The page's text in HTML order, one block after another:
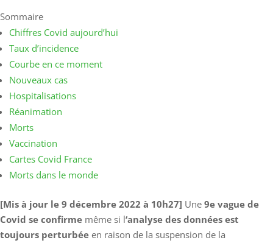
Sommaire
Chiffres Covid aujourd’hui
Taux d’incidence
Courbe en ce moment
Nouveaux cas
Hospitalisations
Réanimation
Morts
Vaccination
Cartes Covid France
Morts dans le monde
[Mis à jour le 9 décembre 2022 à 10h27] Une 9e vague de
Covid se confirme même si l‘analyse des données est
toujours perturbée en raison de la suspension de la